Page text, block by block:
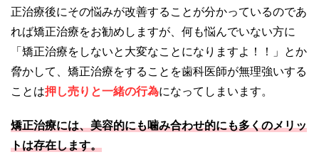
正治療後にその悩みが改善することが分かっているのであ
れば矯正治療をお勧めしますが、何も悩んでいない方に
「矯正治療をしないと大変なことになりますよ！！」とか
脅かして、矯正治療をすることを歯科医師が無理強いする
ことは押し売りと一緒の行為になってしまいます。
矯正治療には、美容的にも噛み合わせ的にも多くのメリッ
トは存在します。